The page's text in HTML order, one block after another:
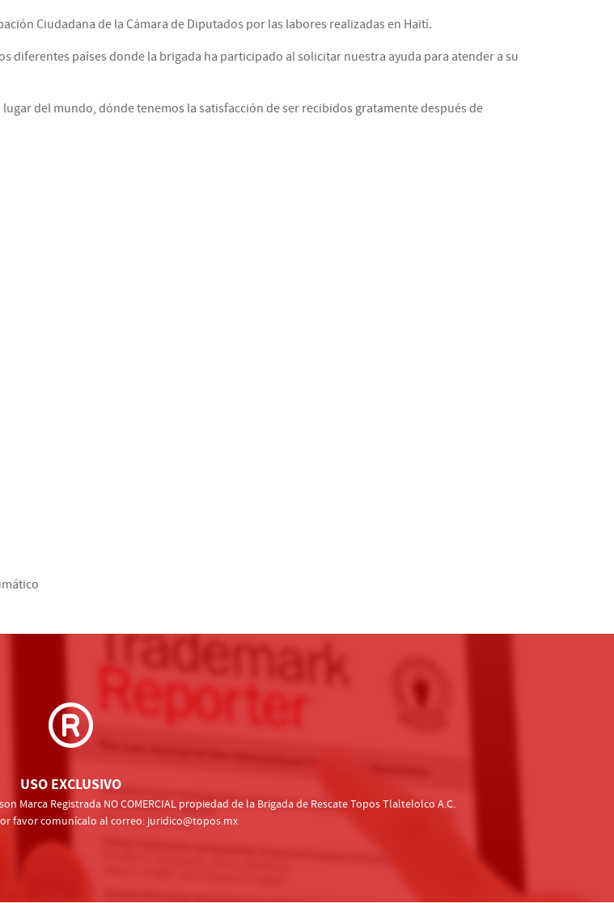
Ciudadana de la Cámara de Diputados por las labores realizadas en Haití.
diferentes países donde la brigada ha participado al solicitar nuestra ayuda para atender a su
del mundo, dónde tenemos la satisfacción de ser recibidos gratamente después de
USO EXCLUSIVO
Marca Registrada NO COMERCIAL propiedad de la Brigada de Rescate Topos Tlaltelolco A.C.
favor comunícalo al correo: juridico@topos.mx